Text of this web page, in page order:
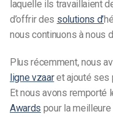
laquelle ils travaillaient
d’offrir des solutions d’
nous continuons à nous
Plus récemment, nous
ligne vzaaret ajouté ses
Et nous avons remporté
Awards pour la